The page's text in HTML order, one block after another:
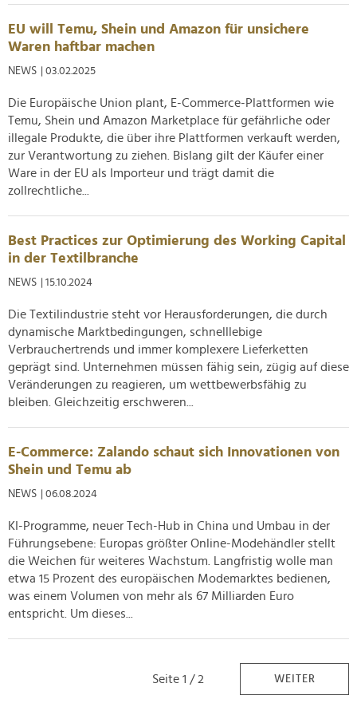
analysieren. Außerdem geben wir Informationen zu Ihrer
Verwendung unserer Website an unsere Partner für
Partner führen diese Informationen möglicherweise mit
weiteren Daten zusammen, die Sie ihnen bereitgestellt
haben oder die sie im Rahmen Ihrer Nutzung der Dienste
gesammelt haben.
EU will Temu, Shein und Amazon für unsichere
Waren haftbar machen
NEWS | 03.02.2025
Die Europäische Union plant, E-Commerce-Plattformen wie
Temu, Shein und Amazon Marketplace für gefährliche oder
illegale Produkte, die über ihre Plattformen verkauft werden,
zur Verantwortung zu ziehen. Bislang gilt der Käufer einer
Ware in der EU als Importeur und trägt damit die
zollrechtliche...
Best Practices zur Optimierung des Working Capital
in der Textilbranche
NEWS | 15.10.2024
Die Textilindustrie steht vor Herausforderungen, die durch
dynamische Marktbedingungen, schnelllebige
Verbrauchertrends und immer komplexere Lieferketten
geprägt sind. Unternehmen müssen fähig sein, zügig auf diese
Veränderungen zu reagieren, um wettbewerbsfähig zu
bleiben. Gleichzeitig erschweren...
E-Commerce: Zalando schaut sich Innovationen von
Shein und Temu ab
NEWS | 06.08.2024
KI-Programme, neuer Tech-Hub in China und Umbau in der
Führungsebene: Europas größter Online-Modehändler stellt
die Weichen für weiteres Wachstum. Langfristig wolle man
etwa 15 Prozent des europäischen Modemarktes bedienen,
was einem Volumen von mehr als 67 Milliarden Euro
entspricht. Um dieses...
Seite 1 / 2 WEITER